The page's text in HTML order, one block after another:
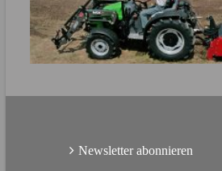
Direkt zur Produktbroschüre
Newsletter abonnieren